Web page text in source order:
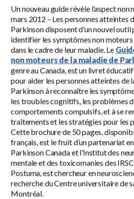
Un nouveau guide révèle l’aspect
mars 2012 – Les personnes atteintes
Parkinson disposent d’un nouvel outil
identifier les symptômes non moteurs
dans le cadre de leur maladie. Le
non moteurs de la maladie de
genre au Canada, est un livret
pour aider les personnes atteintes de
Parkinson à reconnaître les
les troubles cognitifs, les problèmes
comportements compulsifs, et à se
traitements et les stratégies pour les
Cette brochure de 50 pages,
français, est le fruit d’un partenariat
Parkinson Canada et l’Institut des
mentale et des toxicomanies des
Postuma, est chercheur en
recherche du Centre universitaire de
Montréal.